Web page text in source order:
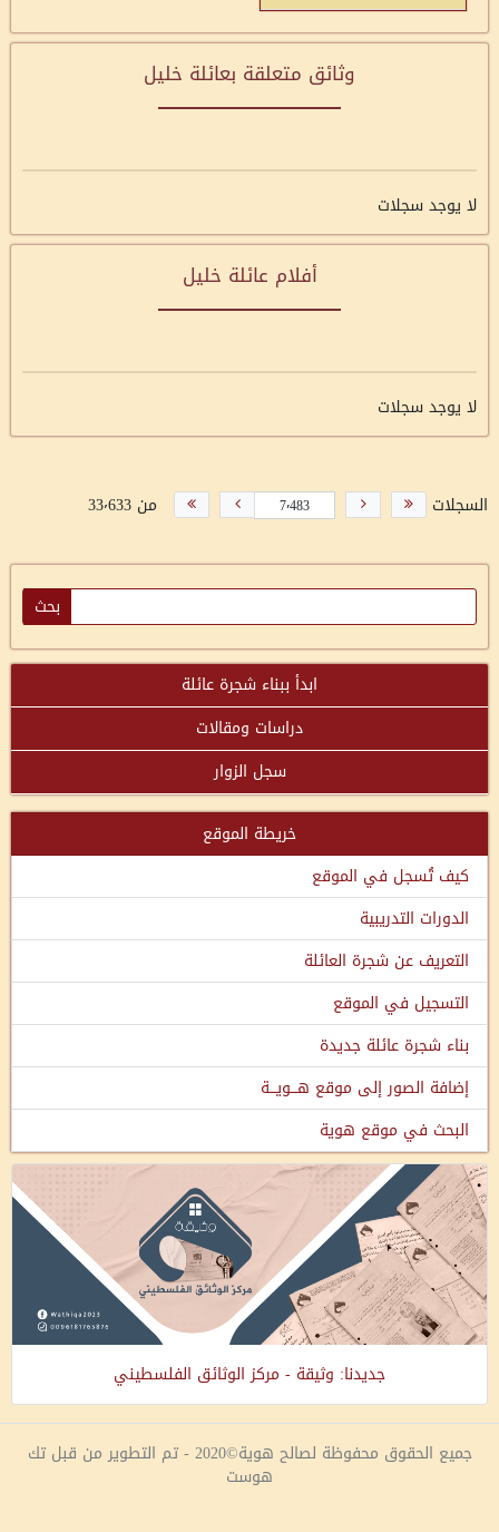
وثائق متعلقة بعائلة خليل
لا يوجد سجلات
أفلام عائلة خليل
لا يوجد سجلات
السجلات من 33٬633
ابدأ ببناء شجرة عائلة
دراسات ومقالات
سجل الزوار
خريطة الموقع
كيف تُسجل في الموقع
الدورات التدريبية
التعريف عن شجرة العائلة
التسجيل في الموقع
بناء شجرة عائلة جديدة
إضافة الصور إلى موقع هـــويـــة
البحث في موقع هوية
جديدنا: وثيقة - مركز الوثائق الفلسطيني
جميع الحقوق محفوظة لصالح هوية©2020 - تم التطوير من قبل تك
هوست